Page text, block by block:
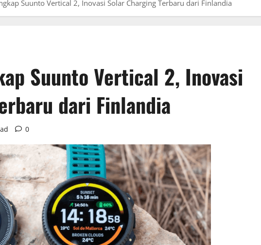
Suunto Vertical 2, Inovasi Solar Charging Terbaru dari Finlandia
Suunto Vertical 2, Inovasi
dari Finlandia
0